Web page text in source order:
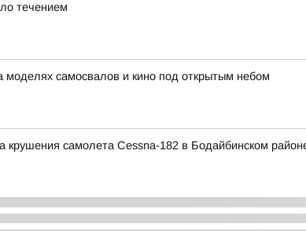
течением
моделях самосвалов и кино под открытым небом
крушения самолета Cessna-182 в Бодайбинском